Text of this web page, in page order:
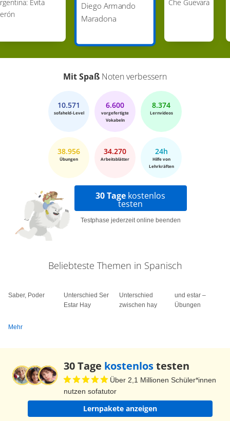
Evita
Diego Armando
Maradona
Che Guevara
Mit Spaß Noten verbessern
10.571
sofaheld-Level
6.600
vorgefertigte
Vokabeln
8.374
Lernvideos
38.956
Übungen
34.270
Arbeitsblätter
24h
Hilfe von
Lehrkräften
30 Tage kostenlos
testen
Testphase jederzeit online beenden
Beliebteste Themen in Spanisch
Saber, Poder
Unterschied Ser
Estar Hay
Unterschied
zwischen hay
und estar –
Übungen
Mehr
30 Tage kostenlostesten
Über 2,1 Millionen Schüler*innen
nutzen sofatutor
Lernpakete anzeigen